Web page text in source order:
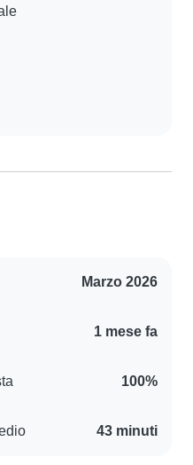
Marzo 2026
1 mese fa
100%
43 minuti